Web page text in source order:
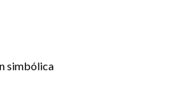
simbólica